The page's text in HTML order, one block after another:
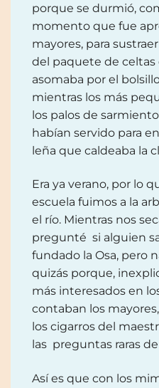
porque se durmió,
momento que fue
mayores, para
del paquete de
asomaba por el
mientras los más
los palos de
habían servido para
leña que caldeaba la
Era ya verano, por lo
escuela fuimos a la
el río. Mientras nos
pregunté si alguien
fundado la Osa, pero
quizás porque,
más interesados en
contaban los
los cigarros del
las preguntas raras
Así es que con los